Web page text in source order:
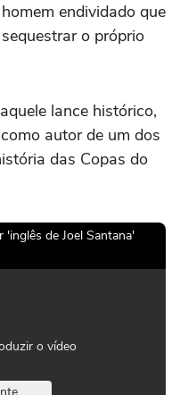
endividado que
o próprio
lance histórico,
autor de um dos
das Copas do
de Joel Santana'
o vídeo